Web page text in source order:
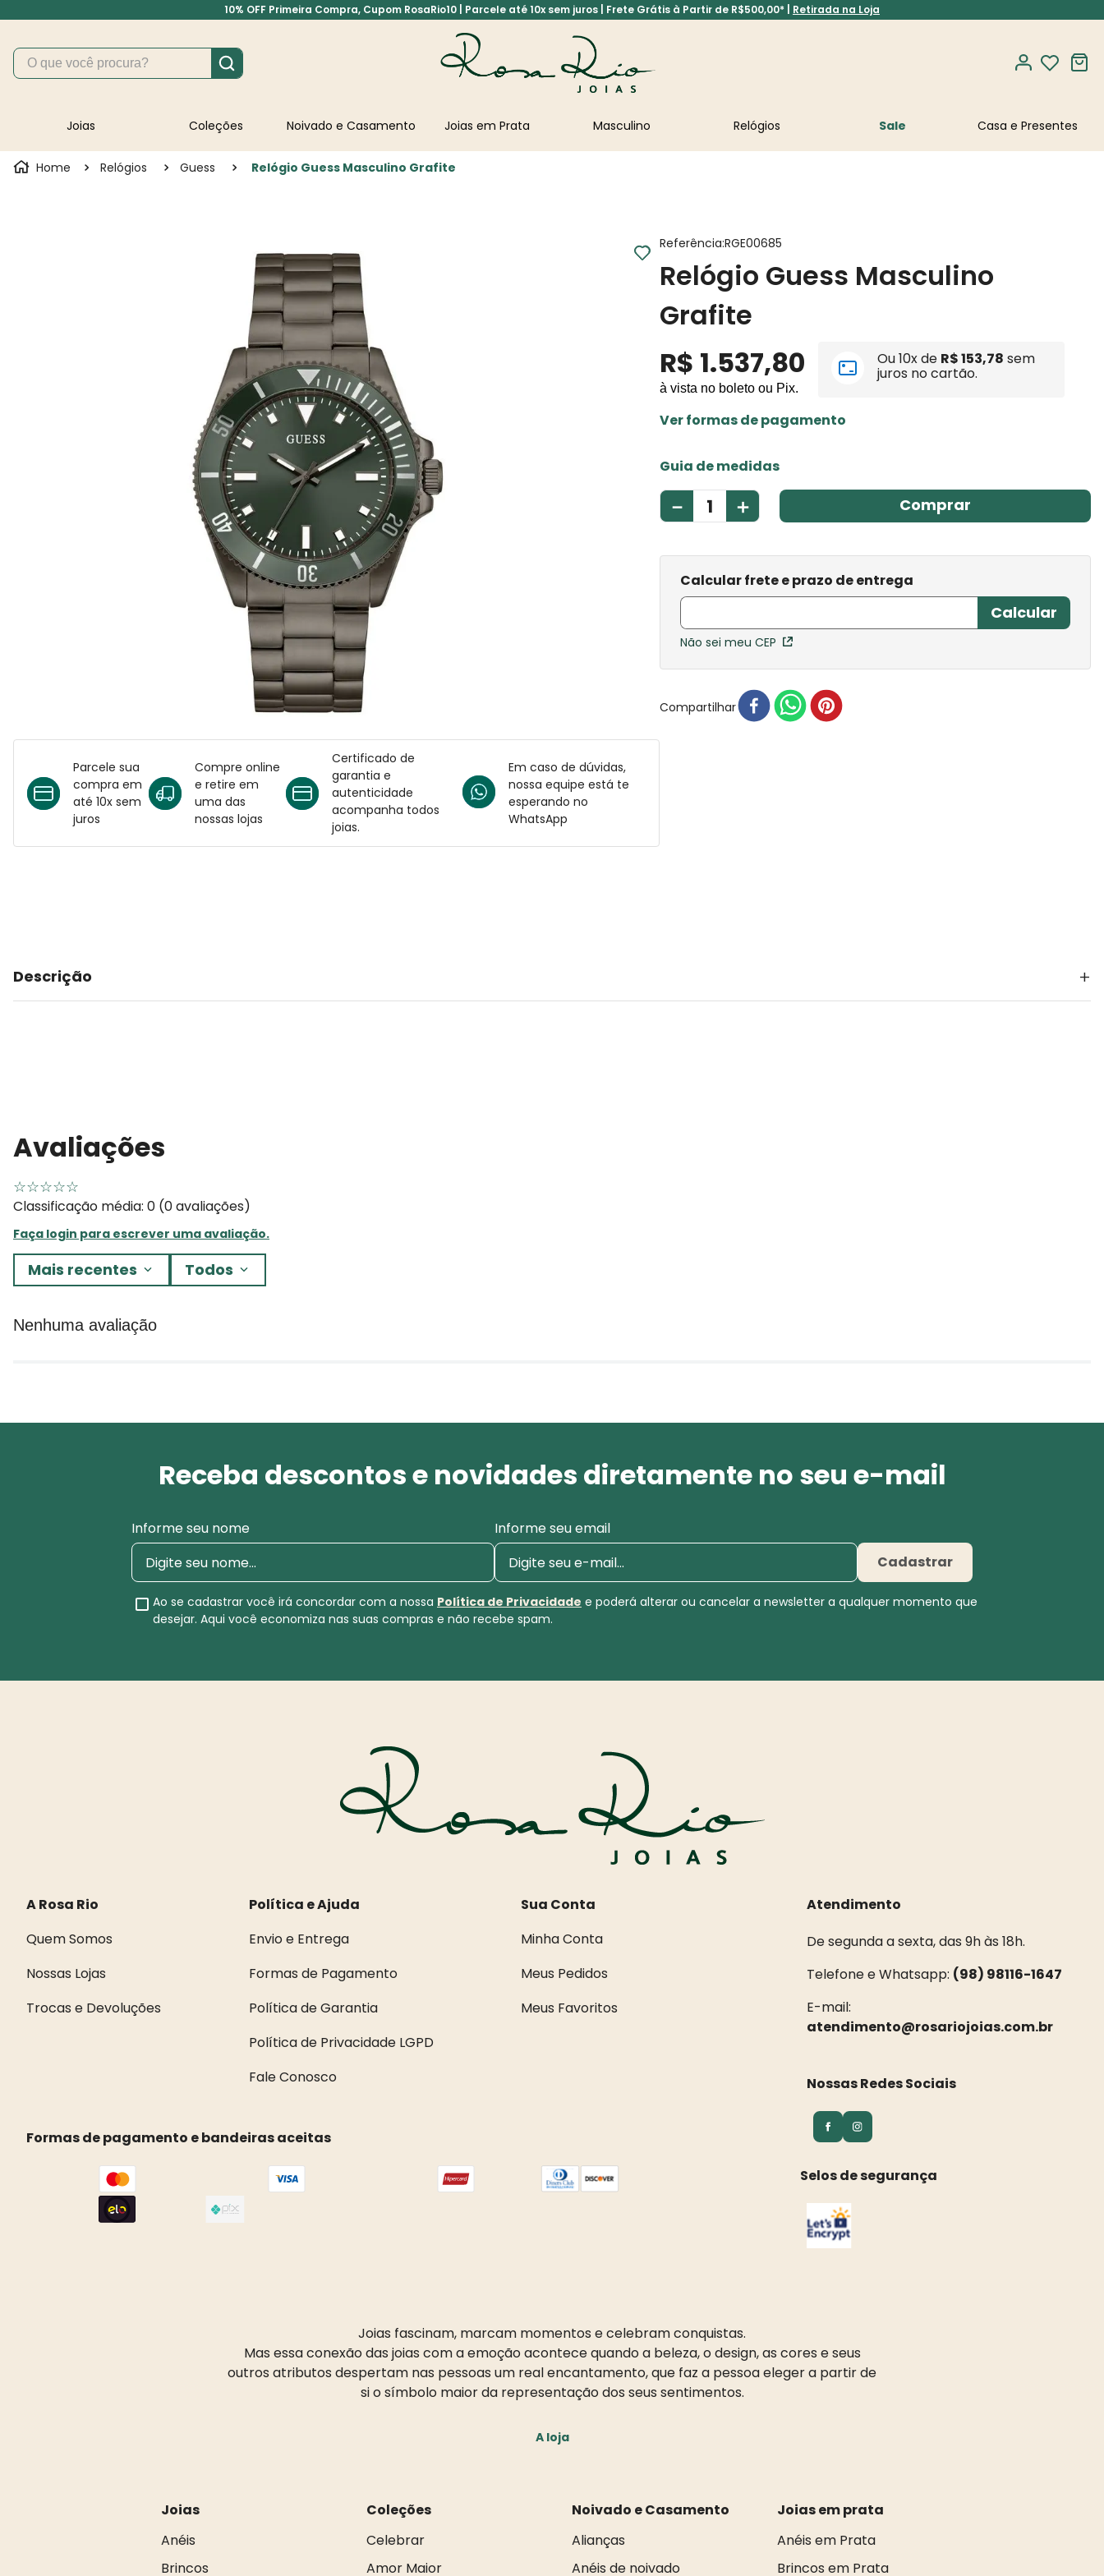
10% OFF Primeira Compra, Cupom RosaRio10 | Parcele até 10x sem juros | Frete Grátis à Partir de R$500,00* | Retirada na Loja
O que você procura?
Joias Coleções Noivado e Casamento Joias em Prata Masculino Relógios Sale
Relógios Guess Relógio Guess Masculino Grafite
Parcele sua
compra em
até 10x sem
juros
Compre online
e retire em
uma das
nossas lojas
Certificado de
garantia e
autenticidade
acompanha todos
joias.
Em caso de dúvidas,
nossa equipe está te
esperando no
WhatsApp
Referência:RGE00685
Relógio Guess Masculino
Grafite
R$ 1.537,80
à vista no boleto ou Pix.
Ou10x de R$153,78 sem
juros no cartão.
Ver formas de pagamento
Guia de medidas
＋
－ Comprar
Não sei meu CEP
Compartilhar
Descrição
Avaliações
☆☆☆☆☆
Classificação média: 0 (0 avaliações)
Faça login para escrever uma avaliação.
Mais recentes Todos
Nenhuma avaliação
Receba descontos e novidades diretamente no seu e-mail
Informe seu nome
Informe seu email
Cadastrar
Ao se cadastrar você irá concordar com a nossa Política de Privacidade e poderá alterar ou cancelar a newsletter a qualquer momento que
desejar. Aqui você economiza nas suas compras e não recebe spam.
A Rosa Rio
Quem Somos
Nossas Lojas
Trocas e Devoluções
Política e Ajuda
Envio e Entrega
Formas de Pagamento
Política de Garantia
Política de Privacidade LGPD
Fale Conosco
Sua Conta
Minha Conta
Meus Pedidos
Meus Favoritos
Formas de pagamento e bandeiras aceitas
Atendimento
De segunda a sexta, das 9h às 18h.
Telefone e Whatsapp: (98) 98116-1647
E-mail:
atendimento@rosariojoias.com.br
Nossas Redes Sociais
Selos de segurança
Joias fascinam, marcam momentos e celebram conquistas.
Mas essa conexão das joias com a emoção acontece quando a beleza, o design, as cores e seus
outros atributos despertam nas pessoas um real encantamento, que faz a pessoa eleger a partir de
si o símbolo maior da representação dos seus sentimentos.
A loja
Joias
Anéis
Brincos
Coleções
Celebrar
Amor Maior
Noivado e Casamento
Alianças
Anéis de noivado
Joias em prata
Anéis em Prata
Brincos em Prata